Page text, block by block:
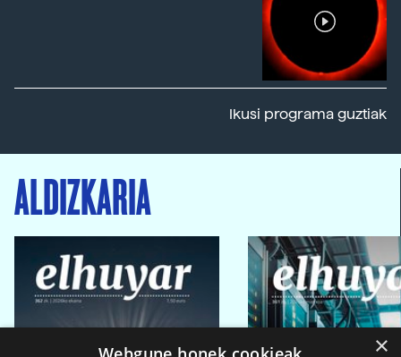
Ikusi programa guztiak
ALDIZKARIA
×